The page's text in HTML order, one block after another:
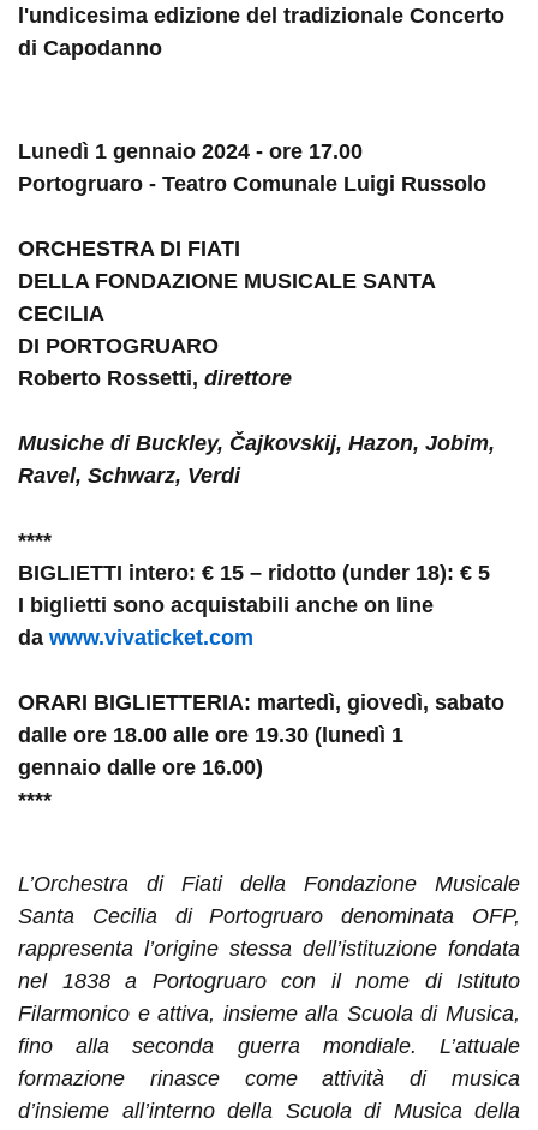
l'undicesima edizione del tradizionale Concerto
di Capodanno
Lunedì 1 gennaio 2024 - ore 17.00
Portogruaro - Teatro Comunale Luigi Russolo
ORCHESTRA DI FIATI
DELLA FONDAZIONE MUSICALE SANTA
CECILIA
DI PORTOGRUARO
Roberto Rossetti, direttore
Musiche di Buckley, Čajkovskij, Hazon, Jobim,
Ravel, Schwarz, Verdi
****
BIGLIETTI intero: € 15 – ridotto (under 18): € 5
I biglietti sono acquistabili anche on line
da www.vivaticket.com
ORARI BIGLIETTERIA: martedì, giovedì, sabato
dalle ore 18.00 alle ore 19.30 (lunedì 1
gennaio dalle ore 16.00)
****
L’Orchestra di Fiati della Fondazione Musicale
Santa Cecilia di Portogruaro denominata OFP,
rappresenta l’origine stessa dell’istituzione fondata
nel 1838 a Portogruaro con il nome di Istituto
Filarmonico e attiva, insieme alla Scuola di Musica,
fino alla seconda guerra mondiale. L’attuale
formazione rinasce come attività di musica
d’insieme all’interno della Scuola di Musica della